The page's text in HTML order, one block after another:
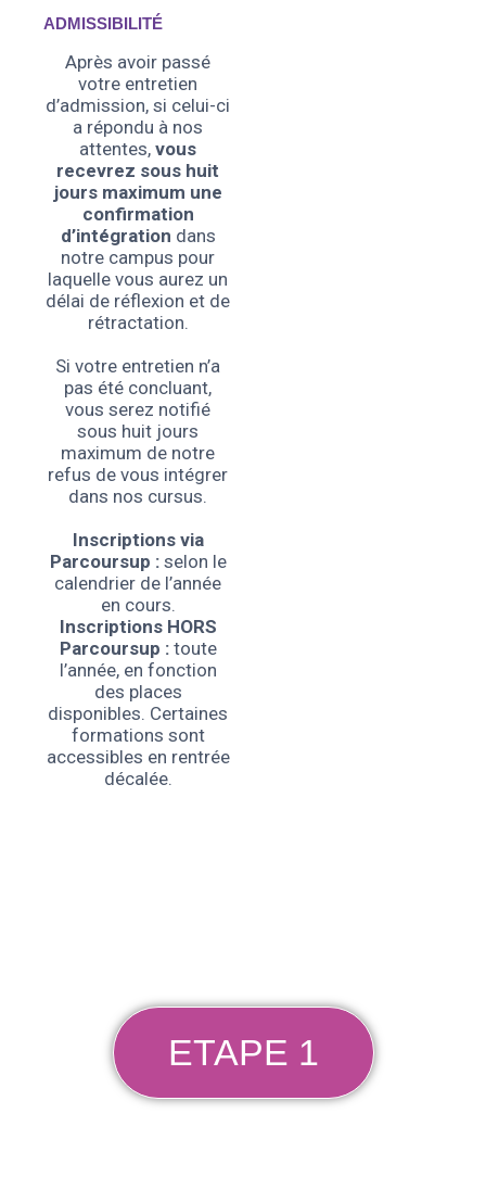
ADMISSIBILITÉ
Après avoir passé
votre entretien
d’admission, si celui-ci
a répondu à nos
attentes, vous
recevrez sous huit
jours maximum une
confirmation
d’intégration dans
notre campus pour
laquelle vous aurez un
délai de réflexion et de
rétractation.
Si votre entretien n’a
pas été concluant,
vous serez notifié
sous huit jours
maximum de notre
refus de vous intégrer
dans nos cursus.
Inscriptions via
Parcoursup :selon le
calendrier de l’année
en cours.
Inscriptions HORS
Parcoursup :toute
l’année, en fonction
des places
disponibles. Certaines
formations sont
accessibles en rentrée
décalée.
ETAPE 1